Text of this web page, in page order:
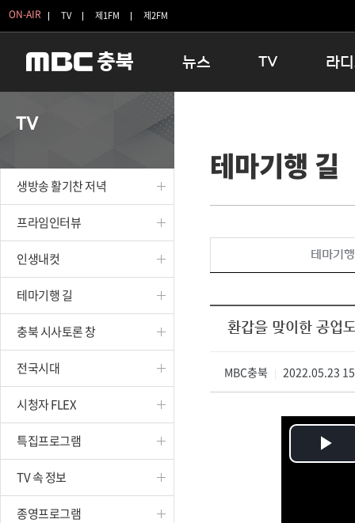
ON-AIR TV 제1FM 제2FM
뉴스
보은
옥천
TV
인생내컷
테마기행 길
시청자 FLEX
종영프로그램
라
16:00
우리 고
TV
생방송 활기찬 저녁
프라임인터뷰
인생내컷
테마기행 길
충북 시사토론 창
전국시대
시청자 FLEX
특집프로그램
TV 속 정보
종영프로그램
테마기행 길
테마기
환갑을 맞이한 공업
MBC충북 2022.05.23